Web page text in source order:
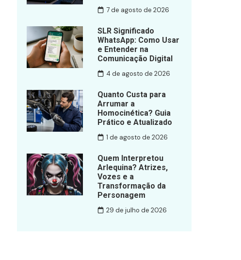
7 de agosto de 2026
SLR Significado
WhatsApp: Como Usar
e Entender na
Comunicação Digital
4 de agosto de 2026
Quanto Custa para
Arrumar a
Homocinética? Guia
Prático e Atualizado
1 de agosto de 2026
Quem Interpretou
Arlequina? Atrizes,
Vozes e a
Transformação da
Personagem
29 de julho de 2026